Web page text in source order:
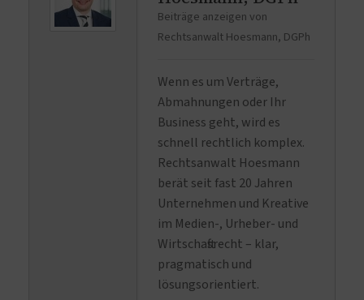
Beiträge anzeigen von
Rechtsanwalt Hoesmann, DGPh
Wenn es um Verträge,
Abmahnungen oder Ihr
Business geht, wird es
schnell rechtlich komplex.
Rechtsanwalt Hoesmann
berät seit fast 20 Jahren
Unternehmen und Kreative
im Medien-, Urheber- und
Wirtschaftsrecht – klar,
pragmatisch und
lösungsorientiert.